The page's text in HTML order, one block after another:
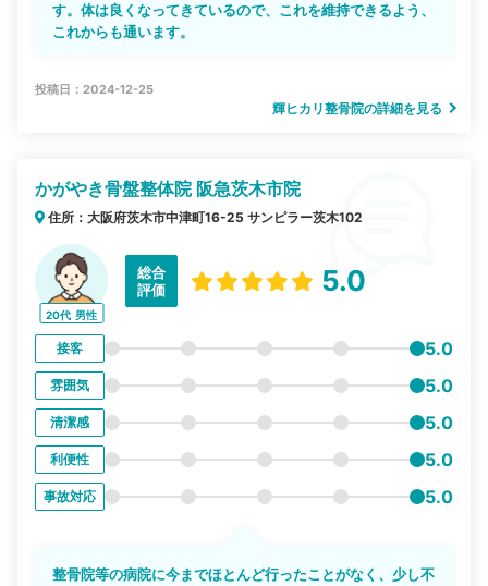
す。体は良くなってきているので、これを維持できるよう、
これからも通います。
投稿日：2024-12-25
輝ヒカリ整骨院の詳細を見る
かがやき骨盤整体院 阪急茨木市院
住所：大阪府茨木市中津町16-25 サンピラー茨木102
20代 男性
総合
評価
5.0
接客 5.0
雰囲気 5.0
清潔感 5.0
利便性 5.0
事故対応 5.0
整骨院等の病院に今までほとんど行ったことがなく、少し不